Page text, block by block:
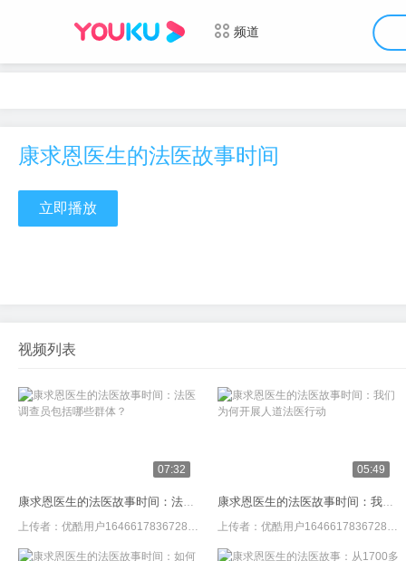
频道
康求恩医生的法医故事时间
立即播放
视频列表
07:32
康求恩医生的法医故事时间：法医调查员包括哪些群体？
上传者： 优酷用户1646617836728464
05:49
康求恩医生的法医故事时间：我们为何开展人道法医行动
上传者： 优酷用户1646617836728464